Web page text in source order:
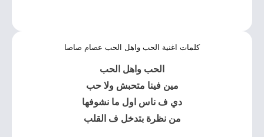
كلمات اغنية الحب واهل الحب عصام صاصا
الحب واهل الحب
مين فينا متحبش ولا حب
دي ف ناس اول ما نشوفها
من نظرة بتدخل ف القلب